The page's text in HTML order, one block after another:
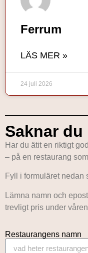
Ferrum
LÄS MER »
24 juli 2026
Saknar
Har du ätit en riktigt
– på en restaurang
Fyll i formuläret nedan
Lämna namn och
trevligt pris under
Restaurangens namn